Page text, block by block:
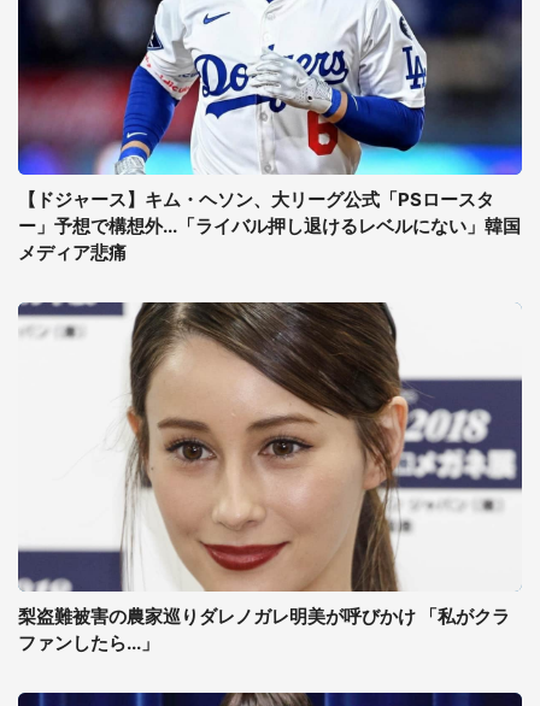
【ドジャース】キム・ヘソン、大リーグ公式「PSロースタ
ー」予想で構想外...「ライバル押し退けるレベルにない」韓国
メディア悲痛
梨盗難被害の農家巡りダレノガレ明美が呼びかけ 「私がクラ
ファンしたら...」